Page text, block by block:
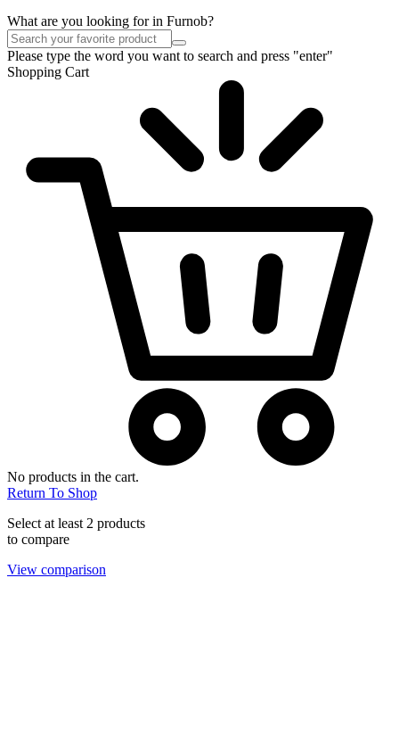
What are you looking for in Furnob?
Please type the word you want to search and press "enter"
Shopping Cart
No products in the cart.
Return To Shop
Select at least 2 products
to compare
View comparison